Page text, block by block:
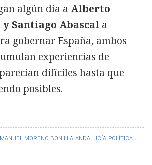
MORENO BONILLA ANDALUCÍA POLÍTICA
algún día a Alberto
y Santiago Abascal a
gobernar España, ambos
experiencias de
difíciles hasta que
posibles.